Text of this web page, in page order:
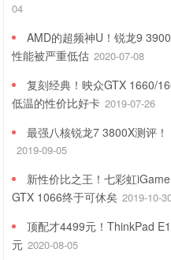
04
AMD的超频神U！锐龙9
性能被严重低估 2020-07-08
复刻经典！映众GTX 1660/
低温的性价比好卡 2019-07-26
最强八核锐龙7 3800X测评
2019-09-05
新性价比之王！七彩虹
GTX 1066终于可休矣 2019-10-
顶配才4499元！ThinkPad
元 2020-08-05